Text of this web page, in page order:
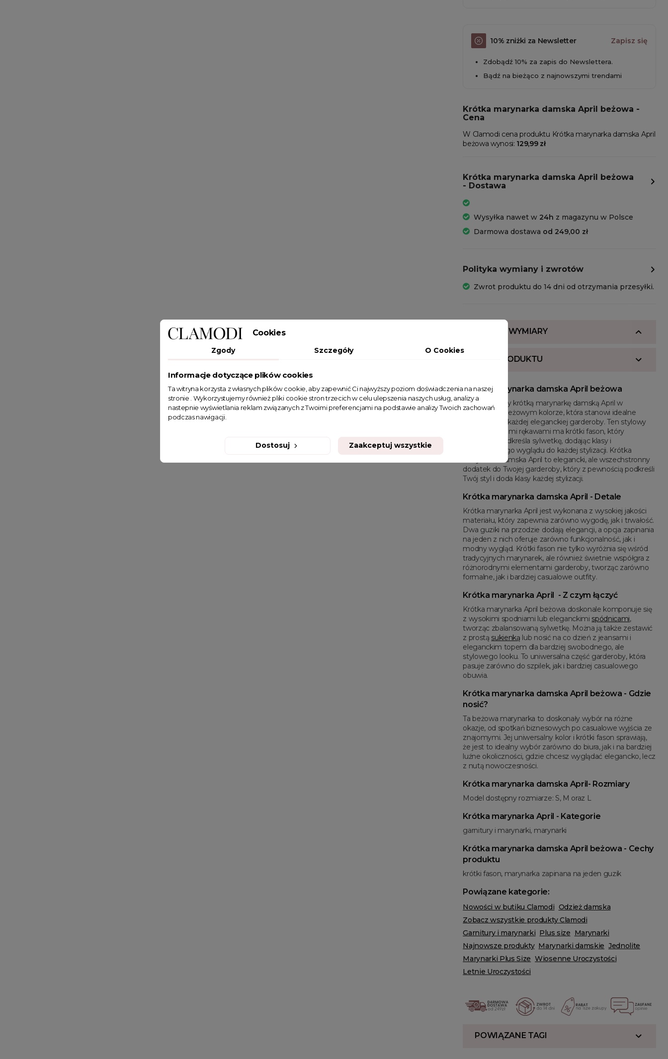
10% zniżki za Newsletter Zapisz się
Zdobądź 10% za zapis do Newslettera.
Bądź na bieżąco z najnowszymi trendami
Krótka marynarka damska April beżowa -
Cena
W Clamodi cena produktu Krótka marynarka damska April
beżowa wynosi: 129,99 zł
Krótka marynarka damska April beżowa
- Dostawa
Wysyłka nawet w 24h z magazynu w Polsce
Darmowa dostawa od 249,00 zł
Polityka wymiany i zwrotów
Zwrot produktu do 14 dni od otrzymania przesyłki.
SKŁAD I WYMIARY
OPIS PRODUKTU
Krótka marynarka damska April beżowa
Prezentujemy krótką marynarkę damską April w
klasycznym beżowym kolorze, która stanowi idealne
uzupełnienie każdej eleganckiej garderoby. Ten stylowy
model z długimi rękawami ma krótki fason, który
doskonale podkreśla sylwetkę, dodając klasy i
nowoczesnego wyglądu do każdej stylizacji. Krótka
marynarka damska April to elegancki, ale wszechstronny
dodatek do Twojej garderoby, który z pewnością podkreśli
Twój styl i doda klasy każdej stylizacji.
Krótka marynarka damska April - Detale
Krótka marynarka April jest wykonana z wysokiej jakości
materiału, który zapewnia zarówno wygodę, jak i trwałość.
Dwa guziki na przodzie dodają elegancji, a opcja zapinania
na jeden z nich oferuje zarówno funkcjonalność, jak i
modny wygląd. Krótki fason nie tylko wyróżnia się wśród
tradycyjnych marynarek, ale również świetnie współgra z
różnorodnymi elementami garderoby, tworząc zarówno
formalne, jak i bardziej casualowe outfity.
Krótka marynarka April - Z czym łączyć
Krótka marynarka April beżowa doskonale komponuje się
z wysokimi spodniami lub eleganckimi spódnicami,
tworząc zbalansowaną sylwetkę. Można ją także zestawić
z prostą sukienką lub nosić na co dzień z jeansami i
eleganckim topem dla bardziej swobodnego, ale
stylowego looku. To uniwersalna część garderoby, która
pasuje zarówno do szpilek, jak i bardziej casualowego
obuwia.
Krótka marynarka damska April beżowa - Gdzie
nosić?
Ta beżowa marynarka to doskonały wybór na różne
okazje, od spotkań biznesowych po casualowe wyjścia ze
znajomymi. Jej uniwersalny kolor i krótki fason sprawiają,
że jest to idealny wybór zarówno do biura, jak i na bardziej
luźne okoliczności, gdzie chcesz wyglądać elegancko, lecz
z nutą nowoczesności.
Krótka marynarka damska April- Rozmiary
Model dostępny rozmiarze: S, M oraz L
Krótka marynarka April - Kategorie
garnitury i marynarki, marynarki
Krótka marynarka damska April beżowa - Cechy
produktu
krótki fason, marynarka zapinana na jeden guzik
Powiązane kategorie:
Nowości w butiku Clamodi Odzież damska
Zobacz wszystkie produkty Clamodi
Garnitury i marynarki Plus size Marynarki
Najnowsze produkty Marynarki damskie Jednolite
Marynarki Plus Size Wiosenne Uroczystości
Letnie Uroczystości
POWIĄZANE TAGI
Cookies
Zgody Szczegóły O Cookies
Informacje dotyczące plików cookies
Ta witryna korzysta z własnych plików cookie, aby zapewnić Ci najwyższy poziom doświadczenia na naszej
stronie . Wykorzystujemy również pliki cookie stron trzecich w celu ulepszenia naszych usług, analizy a
nastepnie wyświetlania reklam związanych z Twoimi preferencjami na podstawie analizy Twoich zachowań
podczas nawigacji.
Dostosuj Zaakceptuj wszystkie